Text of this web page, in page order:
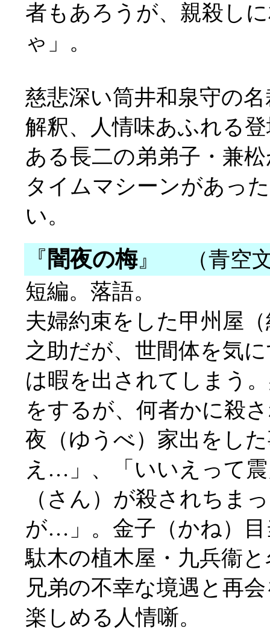
者もあろうが、親殺し
ゃ」。
慈悲深い筒井和泉守の
解釈、人情味あふれる
ある長二の弟弟子・兼
タイムマシーンがあっ
い。
『 闇夜の梅』
（青空
短編。落語。
夫婦約束をした甲州屋
之助だが、世間体を気
は暇を出されてしまう
をするが、何者かに殺
夜（ゆうべ）家出をし
え…」、「いいえって
（さん）が殺されちま
が…」。金子（かね）
駄木の植木屋・九兵衞
兄弟の不幸な境遇と再
楽しめる人情噺。